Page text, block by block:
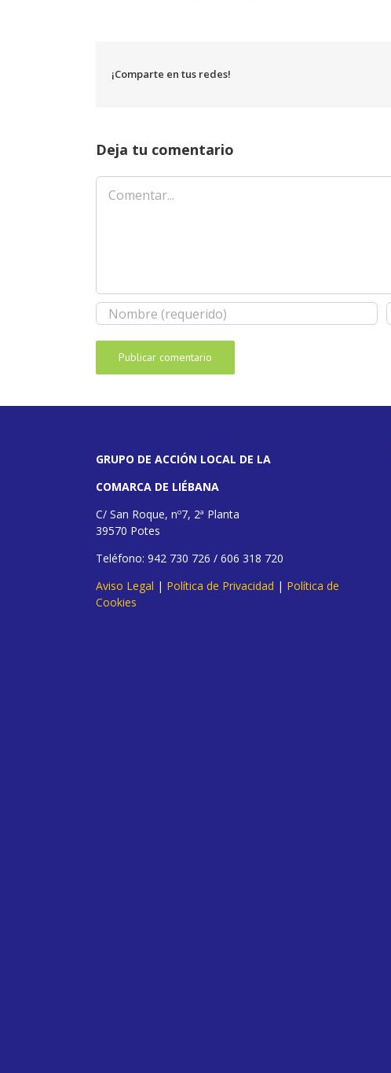
¡Comparte en tus redes!
Deja tu comentario
Comentar
GRUPO DE ACCIÓN LOCAL DE LA
COMARCA DE LIÉBANA
C/ San Roque, nº7, 2ª Planta
39570 Potes
Teléfono: 942 730 726 / 606 318 720
Aviso Legal | Política de Privacidad | Política de
Cookies